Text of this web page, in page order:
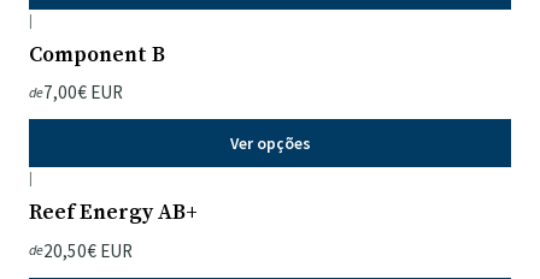
|
Component B
de7,00€ EUR
Ver opções
|
Reef Energy AB+
de20,50€ EUR